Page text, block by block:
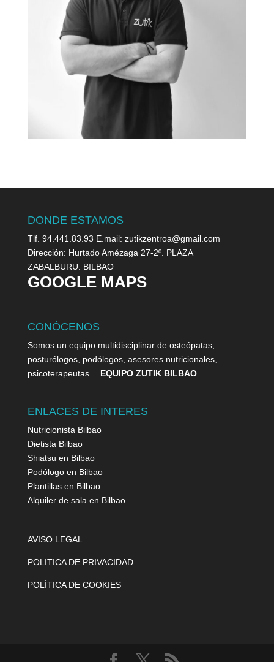
DONDE ESTAMOS
Tlf. 94.441.83.93 E.mail: zutikzentroa@gmail.com
Dirección: Hurtado Amézaga 27-2º. PLAZA
ZABALBURU. BILBAO
GOOGLE MAPS
CONÓCENOS
Somos un equipo multidisciplinar de osteópatas,
posturólogos, podólogos, asesores nutricionales,
psicoterapeutas… EQUIPO ZUTIK BILBAO
ENLACES DE INTERES
Nutricionista Bilbao
Dietista Bilbao
Shiatsu en Bilbao
Podólogo en Bilbao
Plantillas en Bilbao
Alquiler de sala en Bilbao
AVISO LEGAL
POLITICA DE PRIVACIDAD
POLÍTICA DE COOKIES